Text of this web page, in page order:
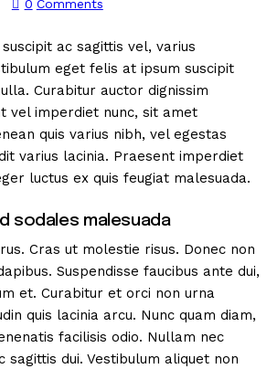
0 Comments
ac sagittis vel, varius
eget felis at ipsum suscipit
Curabitur auctor dignissim
vel imperdiet nunc, sit amet
quis varius nibh, vel egestas
varius lacinia. Praesent imperdiet
luctus ex quis feugiat malesuada.
sodales malesuada
Cras ut molestie risus. Donec non
Suspendisse faucibus ante dui,
et. Curabitur et orci non urna
quis lacinia arcu. Nunc quam diam,
facilisis odio. Nullam nec
sagittis dui. Vestibulum aliquet non